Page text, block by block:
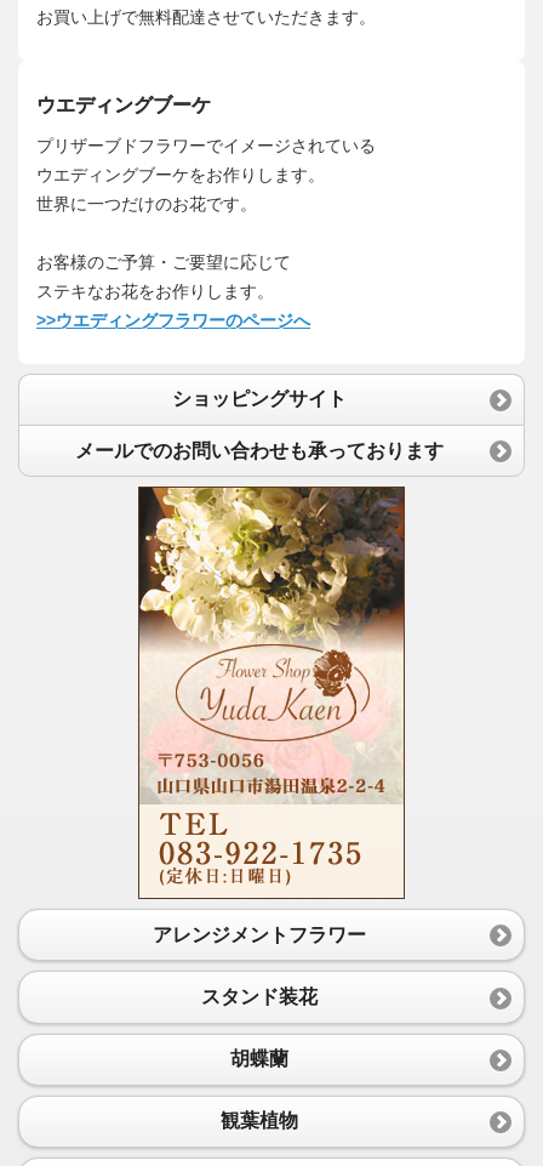
お買い上げで無料配達させていただきます。
ウエディングブーケ
プリザーブドフラワーでイメージされている
ウエディングブーケをお作りします。
世界に一つだけのお花です。
お客様のご予算・ご要望に応じて
ステキなお花をお作りします。
>>ウエディングフラワーのページへ
ショッピングサイト
メールでのお問い合わせも承っております
アレンジメントフラワー
スタンド装花
胡蝶蘭
観葉植物